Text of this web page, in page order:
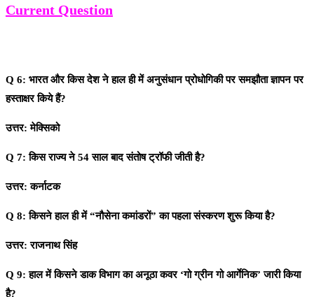
Current Question
Q 6: भारत और किस देश ने हाल ही में अनुसंधान प्रोधोगिकी पर समझौता ज्ञापन पर
हस्ताक्षर किये हैं?
उत्तर: मेक्सिको
Q 7: किस राज्य ने 54 साल बाद संतोष ट्रॉफी जीती है?
उत्तर: कर्नाटक
Q 8: किसने हाल ही में “नौसेना कमांडरों” का पहला संस्करण शुरू किया है?
उत्तर: राजनाथ सिंह
Q 9: हाल में किसने डाक विभाग का अनूठा कवर ‘गो ग्रीन गो आर्गेनिक’ जारी किया
है?